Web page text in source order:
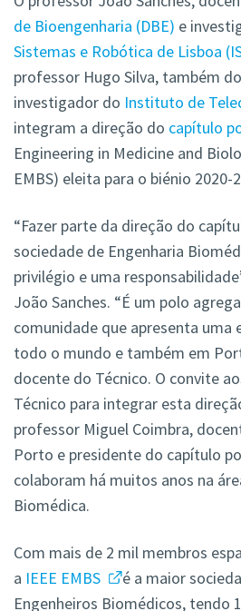
de Bioengenharia (DBE) e
Sistemas e Robótica de Lisboa
professor Hugo Silva, também
investigador do Instituto de
integram a direção do capítulo
Engineering in Medicine and
EMBS) eleita para o biénio 2020-
“Fazer parte da direção do
sociedade de Engenharia
privilégio e uma
João Sanches. “É um polo
comunidade que apresenta uma
todo o mundo e também em
docente do Técnico. O convite
Técnico para integrar esta
professor Miguel Coimbra,
Porto e presidente do capítulo
colaboram há muitos anos na
Biomédica.
Com mais de 2 mil membros
a IEEE EMBS
é a maior
Engenheiros Biomédicos, tendo